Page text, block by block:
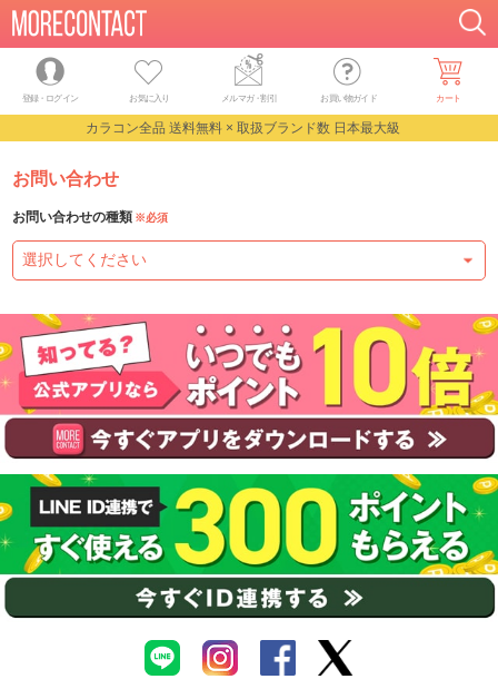
登録・ログイン お気に入り メルマガ・割引 お買い物ガイド カート
カラコン全品 送料無料 × 取扱ブランド数 日本最大級
お問い合わせ
お問い合わせの種類 ※必須